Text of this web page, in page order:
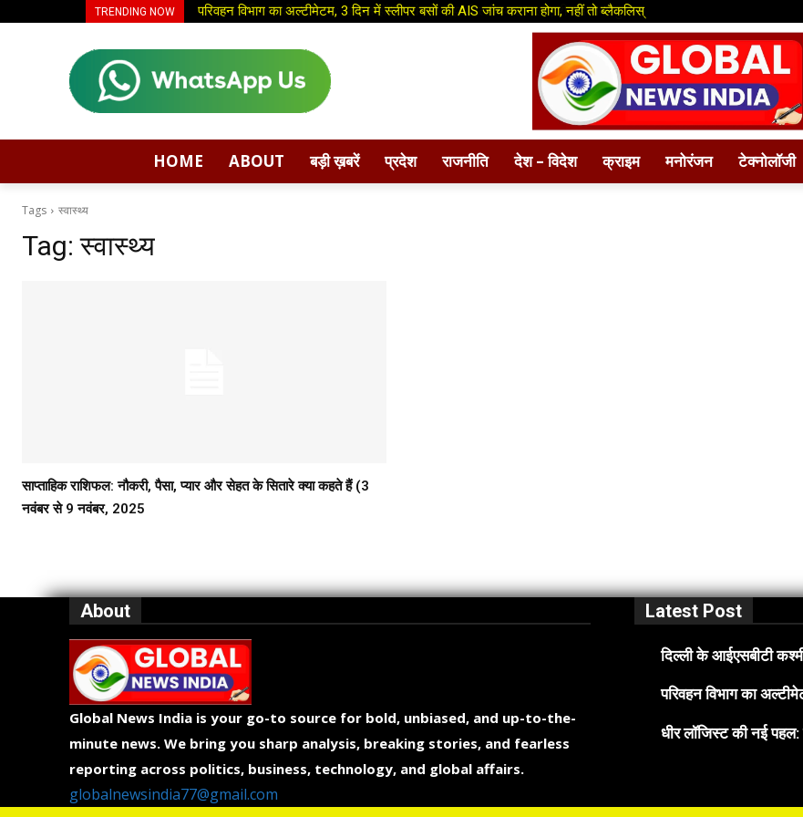
TRENDING NOW परिवहन विभाग का अल्टीमेटम, 3 दिन में स्लीपर बसों की AIS जांच कराना होगा, नहीं तो ब्लैकलिस्
धीर लॉजिस्ट की नई पहल: ग्लोबल हॉपर ब्रांड के तहत दिल्ली–कटरा लग्ज़री बस सेवा शुरू
HOME ABOUT बड़ी ख़बरें प्रदेश राजनीति देश – विदेश क्राइम मनोरंजन टेक्नोलॉजी
Tags स्वास्थ्य
Tag:स्वास्थ्य
साप्ताहिक राशिफल: नौकरी, पैसा, प्यार और सेहत के सितारे क्या कहते हैं (3
नवंबर से 9 नवंबर, 2025
About
Global News India is your go-to source for bold, unbiased, and up-to-the-
minute news. We bring you sharp analysis, breaking stories, and fearless
reporting across politics, business, technology, and global affairs.
globalnewsindia77@gmail.com
Latest Post
दिल्ली के आईएसबीटी
परिवहन विभाग का
धीर लॉजिस्ट की नई